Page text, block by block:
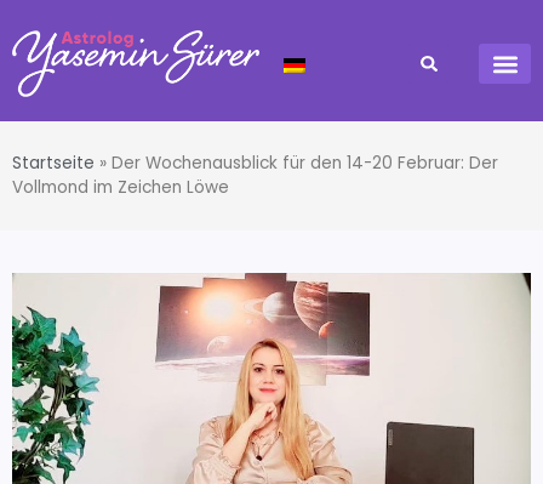
Startseite » Der Wochenausblick für den 14-20 Februar: Der
Vollmond im Zeichen Löwe